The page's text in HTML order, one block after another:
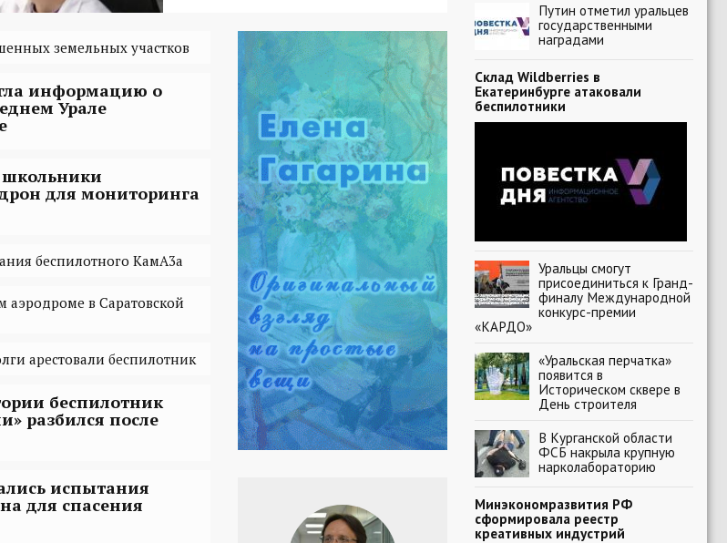
земельных участков
информацию о
Урале
школьники
для мониторинга
беспилотного КамА3а
аэродроме в Саратовской
арестовали беспилотник
беспилотник
разбился после
испытания
для спасения
Путин отметил уральцев
государственными
наградами
Склад Wildberries в
Екатеринбурге атаковали
беспилотники
Уральцы смогут
присоединиться к Гранд-
финалу Международной
конкурс-премии
«КАРДО»
«Уральская перчатка»
появится в
Историческом сквере в
День строителя
В Курганской области
ФСБ накрыла крупную
нарколабораторию
Минэкономразвития РФ
сформировала реестр
креативных индустрий